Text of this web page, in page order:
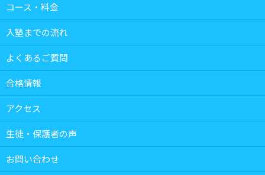
コース・料金
入塾までの流れ
よくあるご質問
合格情報
アクセス
生徒・保護者の声
お問い合わせ